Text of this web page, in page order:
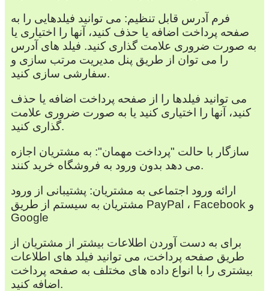
فرم آدرس قابل تنظیم: می توانید فیلدهایی را به
صفحه پرداخت اضافه یا حذف کنید، آنها را اختیاری یا
به صورت ضروری علامت گذاری کنید. فیلد های آدرس
را می توان از طریق پنل مدیریت مرتب سازی و
سفارشی سازی کنید.
می توانید فیلدها را از صفحه پرداخت اضافه یا حذف
کنید، آنها را اختیاری کنید یا به صورت ضروری علامت
گذاری کنید.
سازگار با حالت "پرداخت مهمان": به مشتریان اجازه
می دهد بدون ورود به فروشگاه خرید کنند.
ارائه ورود اجتماعی به مشتریان: پشتیبانی از ورود
مشتریان به سیستم از طریق PayPal ، Facebook و
Google
برای به دست آوردن اطلاعات بیشتر از مشتریان از
طریق صفحه پرداخت، می توانید فیلد های اطلاعات
بیشتری را با انواع داده های مختلف به صفحه پرداخت
اضافه کنید.